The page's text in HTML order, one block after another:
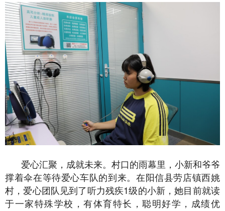
爱心汇聚，成就未来。村口的雨幕里，小新和爷爷
撑着伞在等待爱心车队的到来。在阳信县劳店镇西姚
村，爱心团队见到了听力残疾1级的小新，她目前就读
于一家特殊学校，有体育特长，聪明好学，成绩优